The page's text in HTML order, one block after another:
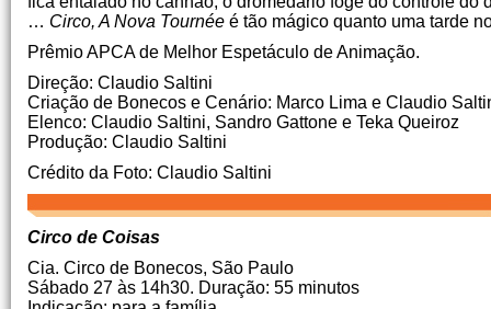
… Circo, A Nova Tournée é tão mágico quanto uma tarde
Prêmio APCA de Melhor Espetáculo de Animação.
Direção: Claudio Saltini
Criação de Bonecos e Cenário: Marco Lima e Claudio
Elenco: Claudio Saltini, Sandro Gattone e Teka Queiroz
Produção: Claudio Saltini
Crédito da Foto: Claudio Saltini
Circo de Coisas
Cia. Circo de Bonecos, São Paulo
Sábado 27 às 14h30. Duração: 55 minutos